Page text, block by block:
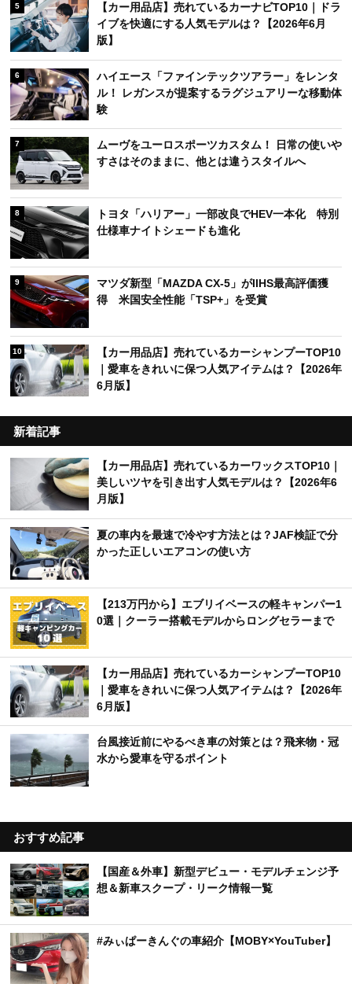
5
【カー用品店】売れているカーナビTOP10｜ドラ
イブを快適にする人気モデルは？【2026年6月
版】
6
ハイエース「ファインテックツアラー」をレンタ
ル！ レガンスが提案するラグジュアリーな移動体
験
7
ムーヴをユーロスポーツカスタム！ 日常の使いや
すさはそのままに、他とは違うスタイルへ
8
トヨタ「ハリアー」一部改良でHEV一本化 特別
仕様車ナイトシェードも進化
9
マツダ新型「MAZDA CX-5」がIIHS最高評価獲
得 米国安全性能「TSP+」を受賞
10
【カー用品店】売れているカーシャンプーTOP10
｜愛車をきれいに保つ人気アイテムは？【2026年
6月版】
新着記事
【カー用品店】売れているカーワックスTOP10｜
美しいツヤを引き出す人気モデルは？【2026年6
月版】
夏の車内を最速で冷やす方法とは？JAF検証で分
かった正しいエアコンの使い方
【213万円から】エブリイベースの軽キャンパー1
0選｜クーラー搭載モデルからロングセラーまで
【カー用品店】売れているカーシャンプーTOP10
｜愛車をきれいに保つ人気アイテムは？【2026年
6月版】
台風接近前にやるべき車の対策とは？飛来物・冠
水から愛車を守るポイント
おすすめ記事
【国産＆外車】新型デビュー・モデルチェンジ予
想＆新車スクープ・リーク情報一覧
#みぃぱーきんぐの車紹介【MOBY×YouTuber】